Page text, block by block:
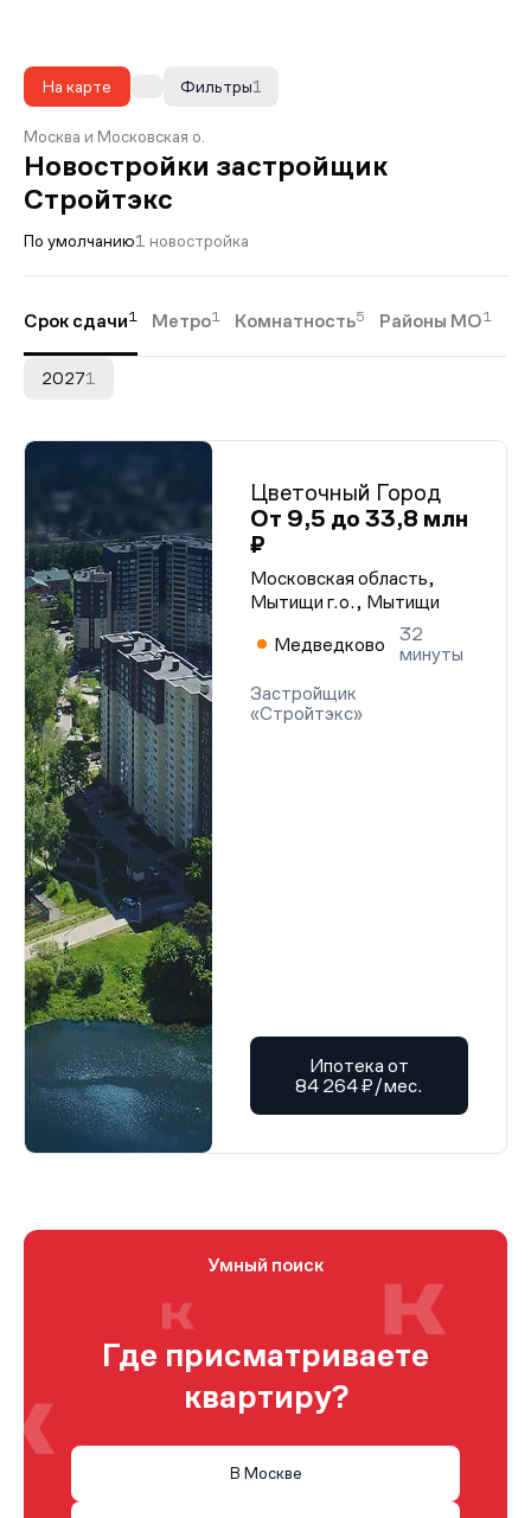
На карте 1
Фильтры
Москва и Московская о.
Новостройки застройщик
Стройтэкс
По умолчанию1 новостройка
Срок сдачи1 Метро1 Комнатность5 Районы МО1
20271
Цветочный Город
От 9,5 до 33,8 млн
₽
Московская область,
Мытищи г.о., Мытищи
Медведково
32
минуты
Застройщик
«Стройтэкс»
Ипотека от
84 264 ₽/мес.
Умный поиск
Где присматриваете
квартиру?
В Москве